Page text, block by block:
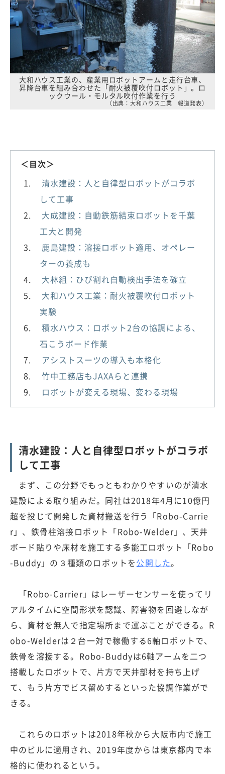
大和ハウス工業の、産業用ロボットアームと走行台車、
昇降台車を組み合わせた「耐火被覆吹付ロボット」。ロ
ックウール・モルタル吹付作業を行う
（出典：大和ハウス工業 報道発表）
＜目次＞
清水建設：人と自律型ロボットがコラボ
して工事
大成建設：自動鉄筋結束ロボットを千葉
工大と開発
鹿島建設：溶接ロボット適用、オペレー
ターの養成も
大林組：ひび割れ自動検出手法を確立
大和ハウス工業：耐火被覆吹付ロボット
実験
積水ハウス：ロボット2台の協調による、
石こうボード作業
アシストスーツの導入も本格化
竹中工務店もJAXAらと連携
ロボットが変える現場、変わる現場
清水建設：人と自律型ロボットがコラボ
して工事
まず、この分野でもっともわかりやすいのが清水
建設による取り組みだ。同社は2018年4月に10億円
超を投じて開発した資材搬送を行う「Robo-Carrie
r」、鉄骨柱溶接ロボット「Robo-Welder」、天井
ボード貼りや床材を施工する多能工ロボット「Robo
-Buddy」の３種類のロボットを公開した。
「Robo-Carrier」はレーザーセンサーを使ってリ
アルタイムに空間形状を認識、障害物を回避しなが
ら、資材を無人で指定場所まで運ぶことができる。R
obo-Welderは２台一対で稼働する6軸ロボットで、
鉄骨を溶接する。Robo-Buddyは6軸アームを二つ
搭載したロボットで、片方で天井部材を持ち上げ
て、もう片方でビス留めするといった協調作業がで
きる。
これらのロボットは2018年秋から大阪市内で施工
中のビルに適用され、2019年度からは東京都内で本
格的に使われるという。